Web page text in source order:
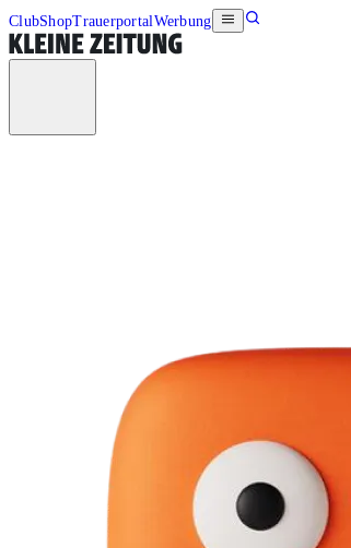
ClubShopTrauerportalWerbung